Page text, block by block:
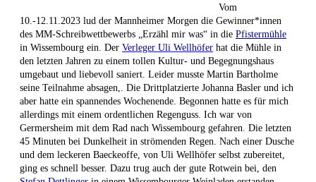
Vom
10.-12.11.2023 lud der Mannheimer Morgen die Gewinner*innen
des MM-Schreibwettbewerbs „Erzähl mir was“ in die Pfistermühle
in Wissembourg ein. Der Verleger Uli Wellhöfer hat die Mühle in
den letzten Jahren zu einem tollen Kultur- und Begegnungshaus
umgebaut und liebevoll saniert. Leider musste Martin Bartholme
seine Teilnahme absagen,. Die Drittplatzierte Johanna Basler und ich
aber hatte ein spannendes Wochenende. Begonnen hatte es für mich
allerdings mit einem ordentlichen Regenguss. Ich war von
Germersheim mit dem Rad nach Wissembourg gefahren. Die letzten
45 Minuten bei Dunkelheit in strömenden Regen. Nach einer Dusche
und dem leckeren Baeckeoffe, von Uli Wellhöfer selbst zubereitet,
ging es schnell besser. Dazu trug auch der gute Rotwein bei, den